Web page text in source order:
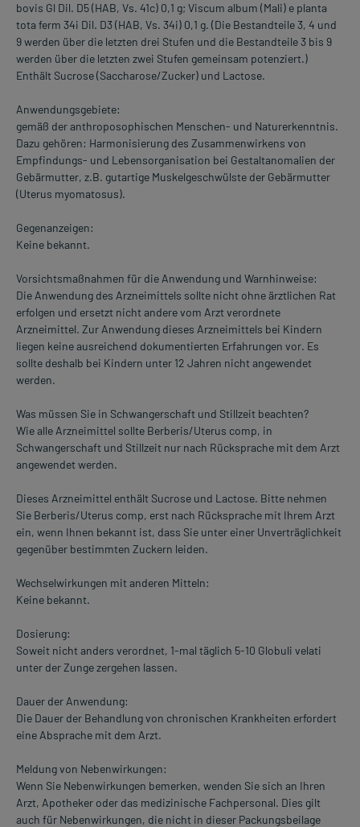
bovis Gl Dil. D5 (HAB, Vs. 41c) 0,1 g; Viscum album (Mali) e planta
tota ferm 34i Dil. D3 (HAB, Vs. 34i) 0,1 g. (Die Bestandteile 3, 4 und
9 werden über die letzten drei Stufen und die Bestandteile 3 bis 9
werden über die letzten zwei Stufen gemeinsam potenziert.)
Enthält Sucrose (Saccharose/Zucker) und Lactose.
Anwendungsgebiete:
gemäß der anthroposophischen Menschen- und Naturerkenntnis.
Dazu gehören: Harmonisierung des Zusammenwirkens von
Empfindungs- und Lebensorganisation bei Gestaltanomalien der
Gebärmutter, z.B. gutartige Muskelgeschwülste der Gebärmutter
(Uterus myomatosus).
Gegenanzeigen:
Keine bekannt.
Vorsichtsmaßnahmen für die Anwendung und Warnhinweise:
Die Anwendung des Arzneimittels sollte nicht ohne ärztlichen Rat
erfolgen und ersetzt nicht andere vom Arzt verordnete
Arzneimittel. Zur Anwendung dieses Arzneimittels bei Kindern
liegen keine ausreichend dokumentierten Erfahrungen vor. Es
sollte deshalb bei Kindern unter 12 Jahren nicht angewendet
werden.
Was müssen Sie in Schwangerschaft und Stillzeit beachten?
Wie alle Arzneimittel sollte Berberis/Uterus comp, in
Schwangerschaft und Stillzeit nur nach Rücksprache mit dem Arzt
angewendet werden.
Dieses Arzneimittel enthält Sucrose und Lactose. Bitte nehmen
Sie Berberis/Uterus comp, erst nach Rücksprache mit Ihrem Arzt
ein, wenn Ihnen bekannt ist, dass Sie unter einer Unverträglichkeit
gegenüber bestimmten Zuckern leiden.
Wechselwirkungen mit anderen Mitteln:
Keine bekannt.
Dosierung:
Soweit nicht anders verordnet, 1-mal täglich 5-10 Globuli velati
unter der Zunge zergehen lassen.
Dauer der Anwendung:
Die Dauer der Behandlung von chronischen Krankheiten erfordert
eine Absprache mit dem Arzt.
Meldung von Nebenwirkungen:
Wenn Sie Nebenwirkungen bemerken, wenden Sie sich an Ihren
Arzt, Apotheker oder das medizinische Fachpersonal. Dies gilt
auch für Nebenwirkungen, die nicht in dieser Packungsbeilage